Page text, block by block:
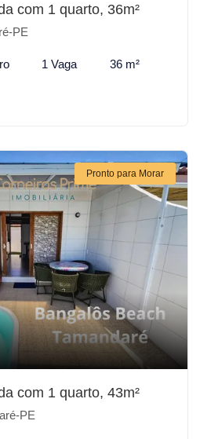
com 1 quarto, 36m²
PE
1 Vaga 36 m²
Pronto para Morar
com 1 quarto, 43m²
PE